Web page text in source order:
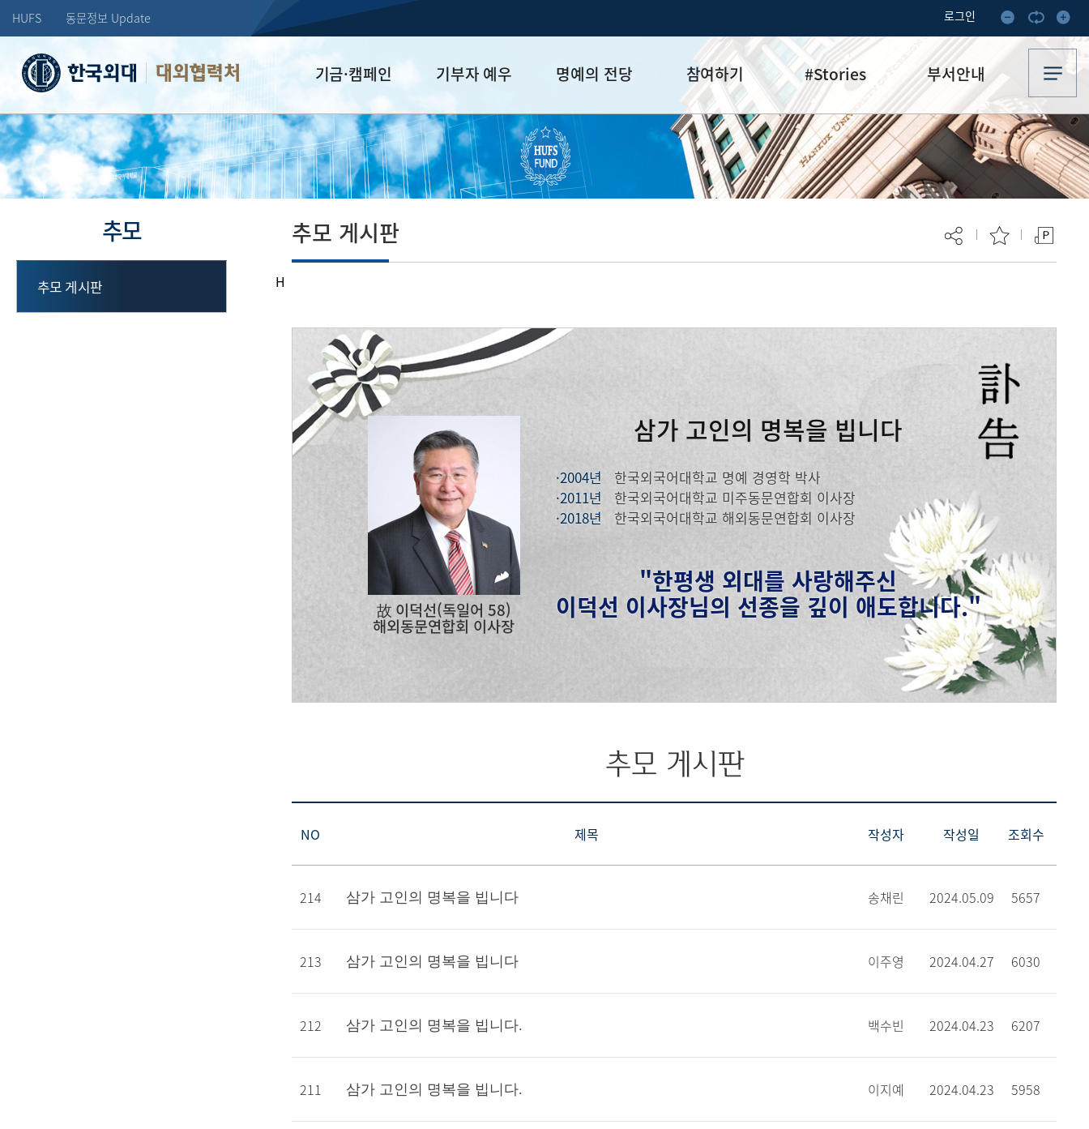
HUFS 동문정보 Update 로그인
대외협력처 기금·캠페인
학교발전기금
장학기금
선배드림 장학금
기부자 예우
예우 프로그램
세제 혜택
명예의 전당
HUFS Honor
Diamond Club
Platinum Club
참여하기
참여방법
기부하기
잠재기부자 추천
#Stories
기부·수혜스토리
기금소식
이달의 기부자
부서안내
업무안내
오시는 길
추모
추모 게시판 H
메뉴추가
추모 게시판
故 이덕선(독일어 58)
해외동문연합회 이사장
삼가 고인의 명복을 빕니다
·2004년
한국외국어대학교 명예 경영학 박사
·2011년
한국외국어대학교 미주동문연합회 이사장
·2018년
한국외국어대학교 해외동문연합회 이사장
"한평생 외대를 사랑해주신
이덕선 이사장님의 선종을 깊이 애도합니다."
추모 게시판
NO 제목 작성자 작성일 조회수
214 삼가 고인의 명복을 빕니다 송채린 2024.05.09 5657
213 삼가 고인의 명복을 빕니다 이주영 2024.04.27 6030
212 삼가 고인의 명복을 빕니다. 백수빈 2024.04.23 6207
211 삼가 고인의 명복을 빕니다. 이지예 2024.04.23 5958